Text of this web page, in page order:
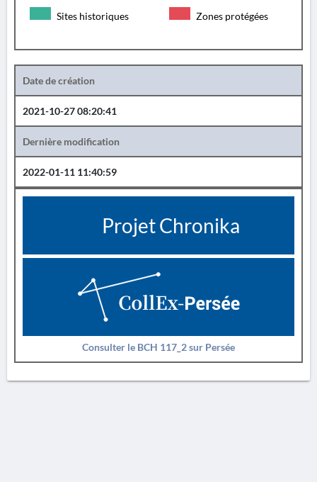
Sites historiques Zones protégées
Date de création
2021-10-27 08:20:41
Dernière modification
2022-01-11 11:40:59
Projet Chronika
Consulter le BCH 117_2 sur Persée